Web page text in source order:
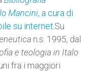
Mancini, a cura di
su internet. Su
n.s. 1995, dal
e teologia in Italo
fra i maggiori